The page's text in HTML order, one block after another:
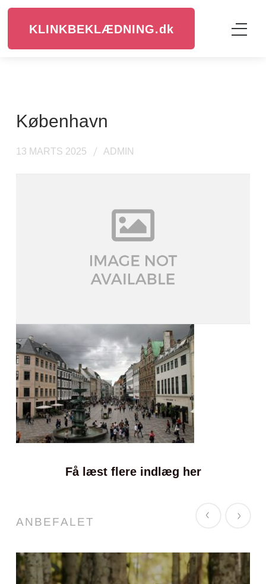
KLINKBEKLÆDNING.dk
københavn
13 MARTS 2025 ADMIN
Få læst flere indlæg her
ANBEFALET